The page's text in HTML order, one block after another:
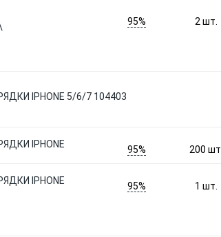
95% 2шт.
IPHONE 5/6/7 104403
IPHONE
95% 200шт.
IPHONE
95% 1шт.